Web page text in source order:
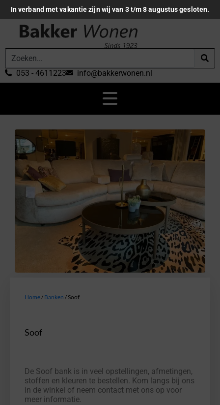
In verband met vakantie zijn wij van 3 t/m 8 augustus gesloten.
053 - 4611223 info@bakkerwonen.nl
Home/Banken / Soof
Soof
De Soof bank is in veel opstellingen, afmetingen,
stoffen en kleuren te bestellen. Kom langs bij ons
in de winkel of neem contact met ons op voor
meer informatie.